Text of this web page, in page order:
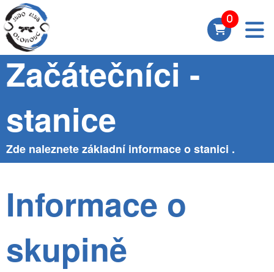
Skupina
Začátečníci -
stanice
Zde naleznete základní informace o stanici .
Informace o
skupině